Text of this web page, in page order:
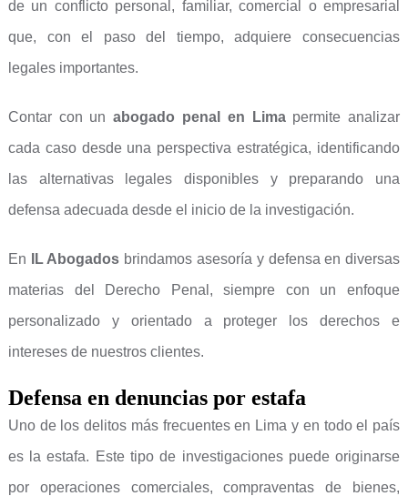
de un conflicto personal, familiar, comercial o empresarial
que, con el paso del tiempo, adquiere consecuencias
legales importantes.
Contar con unabogado penal en Limapermite analizar
cada caso desde una perspectiva estratégica, identificando
las alternativas legales disponibles y preparando una
defensa adecuada desde el inicio de la investigación.
En IL Abogados brindamos asesoría y defensa en diversas
materias del Derecho Penal, siempre con un enfoque
personalizado y orientado a proteger los derechos e
intereses de nuestros clientes.
Defensa en denuncias por estafa
Uno de los delitos más frecuentes en Lima y en todo el país
es la estafa. Este tipo de investigaciones puede originarse
por operaciones comerciales, compraventas de bienes,